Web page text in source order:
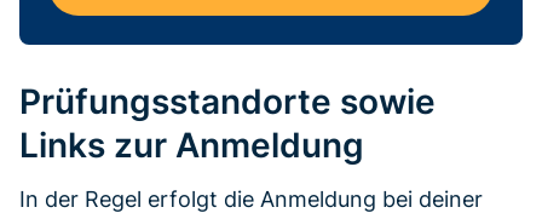
Prüfungsstandorte sowie
Links zur Anmeldung​
In der Regel erfolgt die Anmeldung bei deiner